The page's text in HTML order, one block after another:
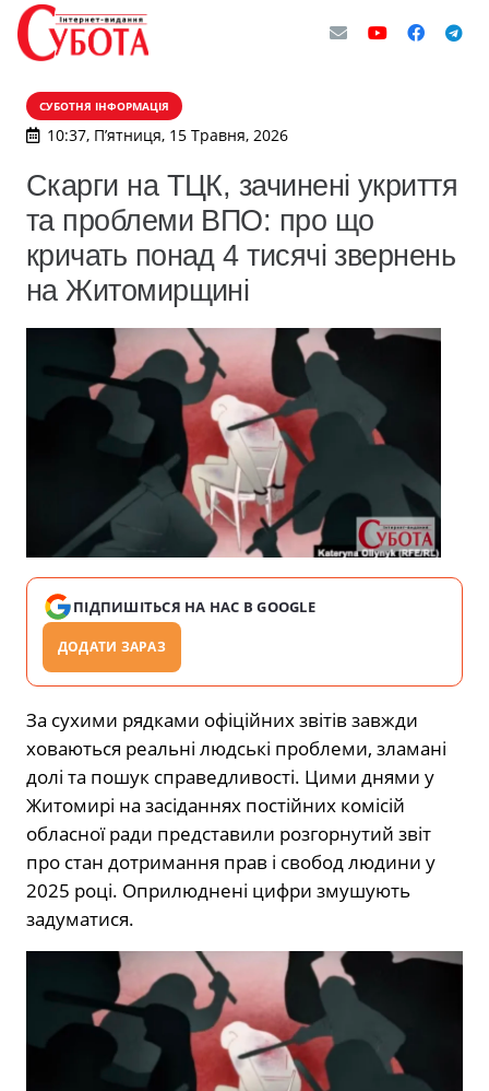
СУБОТНЯ ІНФОРМАЦІЯ
10:37, П’ятниця, 15 Травня, 2026
Скарги на ТЦК, зачинені укриття
та проблеми ВПО: про що
кричать понад 4 тисячі звернень
на Житомирщині
ПІДПИШІТЬСЯ НА НАС В GOOGLE
ДОДАТИ ЗАРАЗ
За сухими рядками офіційних звітів завжди
ховаються реальні людські проблеми, зламані
долі та пошук справедливості. Цими днями у
Житомирі на засіданнях постійних комісій
обласної ради представили розгорнутий звіт
про стан дотримання прав і свобод людини у
2025 році. Оприлюднені цифри змушують
задуматися.